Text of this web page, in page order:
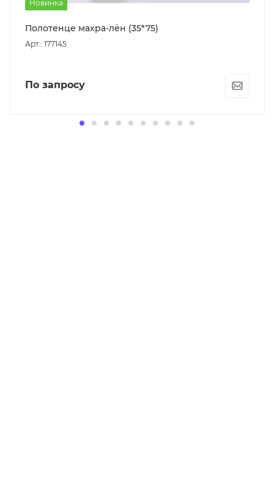
Новинка
Полотенце махра-лён (35*75)
Арт.: 177145
По запросу